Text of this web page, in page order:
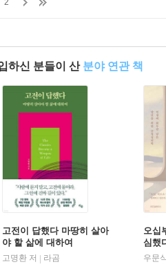
2
하신 분들이 산 분야 연관 책
고전이 답했다 마땅히 살아
야 할 삶에 대하여
고명환 저
라곰
오십
심했
우문